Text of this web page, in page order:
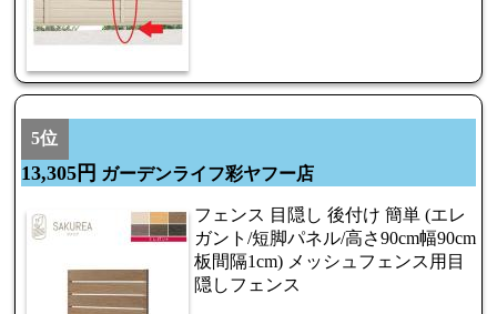
5位
13,305円 ガーデンライフ彩ヤフー店
フェンス 目隠し 後付け 簡単 (エレ
ガント/短脚パネル/高さ90cm幅90cm
板間隔1cm) メッシュフェンス用目
隠しフェンス